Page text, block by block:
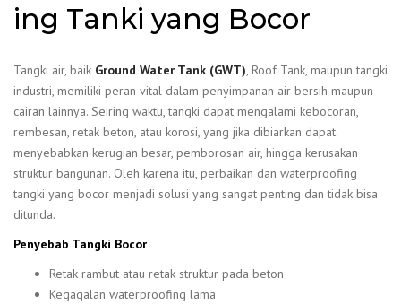
ing Tanki yang Bocor
Tangki air, baik Ground Water Tank (GWT), Roof Tank, maupun tangki
industri, memiliki peran vital dalam penyimpanan air bersih maupun
cairan lainnya. Seiring waktu, tangki dapat mengalami kebocoran,
rembesan, retak beton, atau korosi, yang jika dibiarkan dapat
menyebabkan kerugian besar, pemborosan air, hingga kerusakan
struktur bangunan. Oleh karena itu, perbaikan dan waterproofing
tangki yang bocor menjadi solusi yang sangat penting dan tidak bisa
ditunda.
Penyebab Tangki Bocor
Retak rambut atau retak struktur pada beton
Kegagalan waterproofing lama